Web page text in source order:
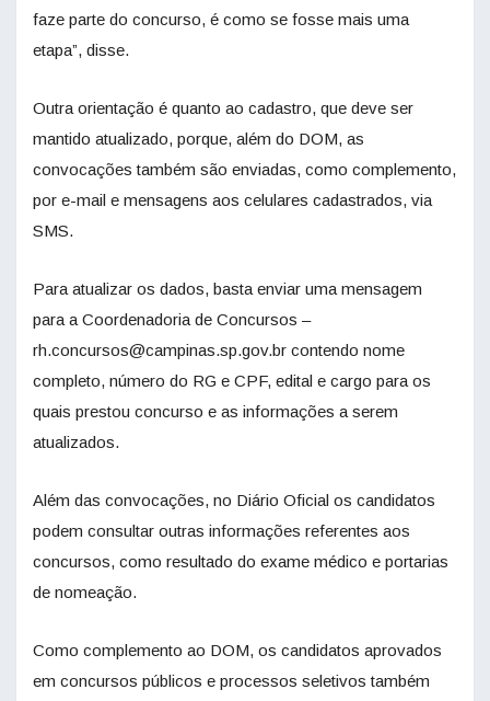
faze parte do concurso, é como se fosse mais uma
etapa”, disse.
Outra orientação é quanto ao cadastro, que deve ser
mantido atualizado, porque, além do DOM, as
convocações também são enviadas, como complemento,
por e-mail e mensagens aos celulares cadastrados, via
SMS.
Para atualizar os dados, basta enviar uma mensagem
para a Coordenadoria de Concursos –
rh.concursos@campinas.sp.gov.br contendo nome
completo, número do RG e CPF, edital e cargo para os
quais prestou concurso e as informações a serem
atualizados.
Além das convocações, no Diário Oficial os candidatos
podem consultar outras informações referentes aos
concursos, como resultado do exame médico e portarias
de nomeação.
Como complemento ao DOM, os candidatos aprovados
em concursos públicos e processos seletivos também